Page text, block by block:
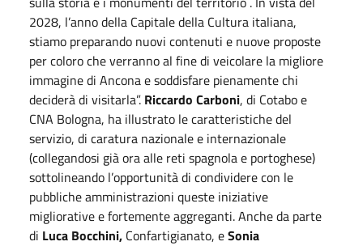
2028, l’anno della Capitale della Cultura italiana,
stiamo preparando nuovi contenuti e nuove proposte
per coloro che verranno al fine di veicolare la migliore
immagine di Ancona e soddisfare pienamente chi
deciderà di visitarla”. Riccardo Carboni, di Cotabo e
CNA Bologna, ha illustrato le caratteristiche del
servizio, di caratura nazionale e internazionale
(collegandosi già ora alle reti spagnola e portoghese)
sottolineando l’opportunità di condividere con le
pubbliche amministrazioni queste iniziative
migliorative e fortemente aggreganti. Anche da parte
di Luca Bocchini, Confartigianato, eSonia